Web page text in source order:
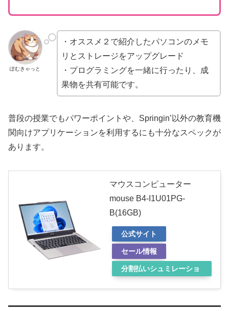
ぽむきゃっと
・オススメ２で紹介したパソコンのメモ
リとストレージをアップグレード
・プログラミングを一緒に行ったり、成
果物を共有可能です。
普段の授業でもパワーポイントや、Springin’以外の教育機
関向けアプリケーションを利用するにも十分なスペックが
あります。
マウスコンピューター
mouse B4-I1U01PG-
B(16GB)
公式サイト
セール情報
分割払いシュミレーショ